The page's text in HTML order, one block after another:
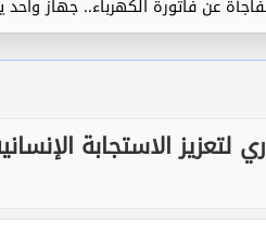
الكهرباء.. جهاز واحد يتصدر قائمة
لتعزيز الاستجابة